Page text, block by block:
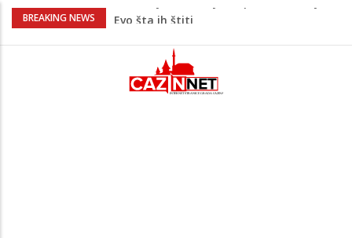
BREAKING NEWS
Užas: Uhapšen Italijan (45) kako
Čistite dom? Obratite pažnju na stvari
koje ne biste trebali olako bacati u
smeće